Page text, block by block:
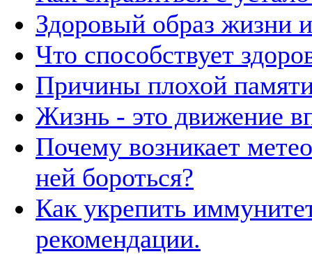
Здоровый образ жизни
Что способствует
Причины плохой
Жизнь - это движение
Почему возникает
ней бороться?
Как укрепить
рекомендации.